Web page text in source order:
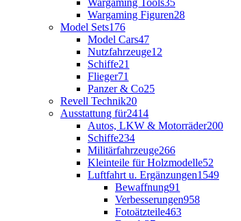
Wargaming Tools35
Wargaming Figuren28
Model Sets176
Model Cars47
Nutzfahrzeuge12
Schiffe21
Flieger71
Panzer & Co25
Revell Technik20
Ausstattung für2414
Autos, LKW & Motorräder200
Schiffe234
Militärfahrzeuge266
Kleinteile für Holzmodelle52
Luftfahrt u. Ergänzungen1549
Bewaffnung91
Verbesserungen958
Fotoätzteile463